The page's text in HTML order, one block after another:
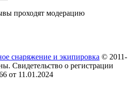
проходят модерацию
снаряжение и экипировка © 2011-
Свидетельство о регистрации
от 11.01.2024